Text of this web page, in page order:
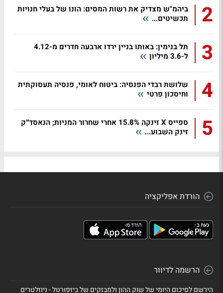
2
ביהמ"ש מצדיק את רשות המסים: הונו של בעלי חנויות
תכשיטים...
3
תל בנימין: באותו בניין ירדו ארבעה חדרים מ-4.12
ל-3.6 מיליון
4
שלושת רבדי הפנסיה: ביטוח לאומי, פנסיה תעסוקתית
וחיסכון פרטי
5
ספייס X זינקה 15.8% אחרי שחרור המניות; הנאסד״ק
זינק השבוע...
הורדת אפליקציה
הרשמה לדיוור
הירשם לסיכום היומי של שוק ההון ולמבזקים של ביזפורטל - ניוזלטרים